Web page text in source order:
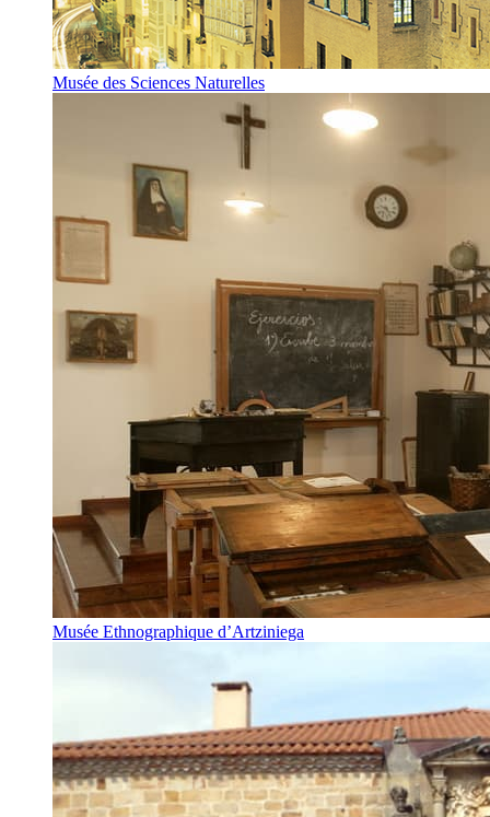
Musée des Sciences Naturelles
Musée Ethnographique d’Artziniega